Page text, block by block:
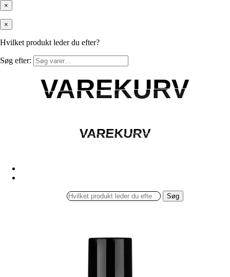
×
×
Hvilket produkt leder du efter?
Søg efter:
VAREKURV
VAREKURV
VAREKURV
VAREKURV
Søg